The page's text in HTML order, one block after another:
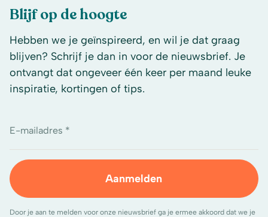
Blijf op de hoogte
Hebben we je geïnspireerd, en wil je dat graag
blijven? Schrijf je dan in voor de nieuwsbrief. Je
ontvangt dat ongeveer één keer per maand leuke
inspiratie, kortingen of tips.
E-mailadres *
Aanmelden
Door je aan te melden voor onze nieuwsbrief ga je ermee akkoord dat we je